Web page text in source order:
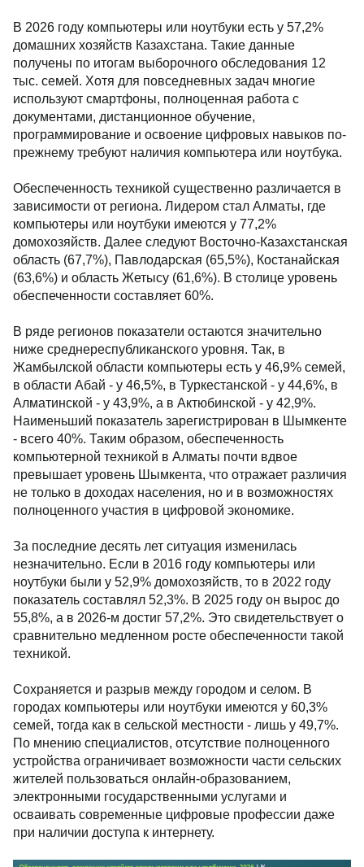
В 2026 году компьютеры или ноутбуки есть у 57,2%
домашних хозяйств Казахстана. Такие данные
получены по итогам выборочного обследования 12
тыс. семей. Хотя для повседневных задач многие
используют смартфоны, полноценная работа с
документами, дистанционное обучение,
программирование и освоение цифровых навыков по-
прежнему требуют наличия компьютера или ноутбука.
Обеспеченность техникой существенно различается в
зависимости от региона. Лидером стал Алматы, где
компьютеры или ноутбуки имеются у 77,2%
домохозяйств. Далее следуют Восточно-Казахстанская
область (67,7%), Павлодарская (65,5%), Костанайская
(63,6%) и область Жетысу (61,6%). В столице уровень
обеспеченности составляет 60%.
В ряде регионов показатели остаются значительно
ниже среднереспубликанского уровня. Так, в
Жамбылской области компьютеры есть у 46,9% семей,
в области Абай - у 46,5%, в Туркестанской - у 44,6%, в
Алматинской - у 43,9%, а в Актюбинской - у 42,9%.
Наименьший показатель зарегистрирован в Шымкенте
- всего 40%. Таким образом, обеспеченность
компьютерной техникой в Алматы почти вдвое
превышает уровень Шымкента, что отражает различия
не только в доходах населения, но и в возможностях
полноценного участия в цифровой экономике.
За последние десять лет ситуация изменилась
незначительно. Если в 2016 году компьютеры или
ноутбуки были у 52,9% домохозяйств, то в 2022 году
показатель составлял 52,3%. В 2025 году он вырос до
55,8%, а в 2026-м достиг 57,2%. Это свидетельствует о
сравнительно медленном росте обеспеченности такой
техникой.
Сохраняется и разрыв между городом и селом. В
городах компьютеры или ноутбуки имеются у 60,3%
семей, тогда как в сельской местности - лишь у 49,7%.
По мнению специалистов, отсутствие полноценного
устройства ограничивает возможности части сельских
жителей пользоваться онлайн-образованием,
электронными государственными услугами и
осваивать современные цифровые профессии даже
при наличии доступа к интернету.